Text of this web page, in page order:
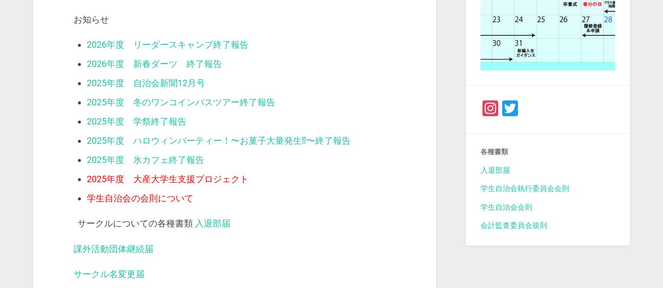
お知らせ
2026年度 リーダースキャンプ終了報告
2026年度 新春ダーツ 終了報告
2025年度 自治会新聞12月号
2025年度 冬のワンコインバスツアー終了報告
2025年度 学祭終了報告
2025年度 ハロウィンパーティー！〜お菓子大量発生⁉︎〜終了報告
2025年度 氷カフェ終了報告
2025年度 大産大学生支援プロジェクト
学生自治会の会則について
サークルについての各種書類 入退部届
課外活動団体継続届
サークル名変更届
Instagram
各種書類
入退部届
学生自治会執行委員会会則
学生自治会会則
会計監査委員会規則